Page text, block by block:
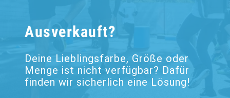
Ausverkauft?
Deine Lieblingsfarbe, Größe oder
Menge ist nicht verfügbar? Dafür
finden wir sicherlich eine Lösung!